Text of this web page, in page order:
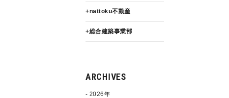
nattoku不動産
総合建築事業部
ARCHIVES
2026年